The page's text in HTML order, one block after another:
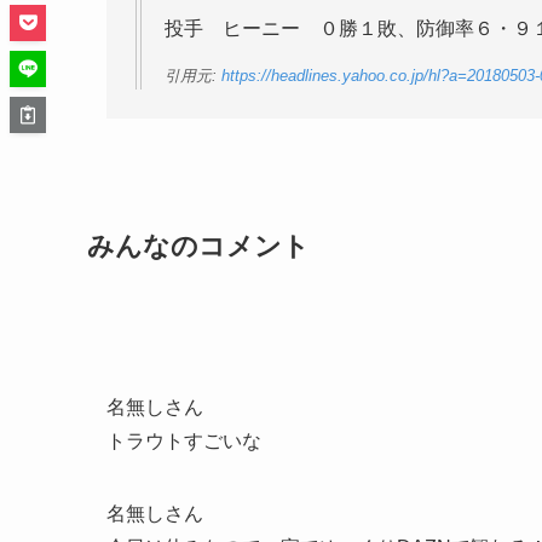
投手 ヒーニー ０勝１敗、防御率６・９１
引用元: https://headlines.yahoo.co.jp/
みんなのコメント
名無しさん
トラウトすごいな
名無しさん